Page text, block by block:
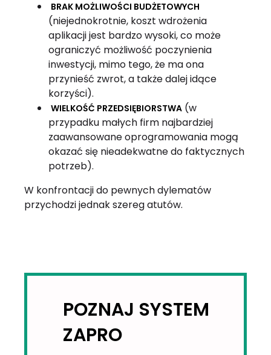
BRAK MOŻLIWOŚCI BUDŻETOWYCH
(niejednokrotnie, koszt wdrożenia
aplikacji jest bardzo wysoki, co może
ograniczyć możliwość poczynienia
inwestycji, mimo tego, że ma ona
przynieść zwrot, a także dalej idące
korzyści).
WIELKOŚĆ PRZEDSIĘBIORSTWA (w
przypadku małych firm najbardziej
zaawansowane oprogramowania mogą
okazać się nieadekwatne do faktycznych
potrzeb).
W konfrontacji do pewnych dylematów
przychodzi jednak szereg atutów.
POZNAJ SYSTEM
ZAPRO